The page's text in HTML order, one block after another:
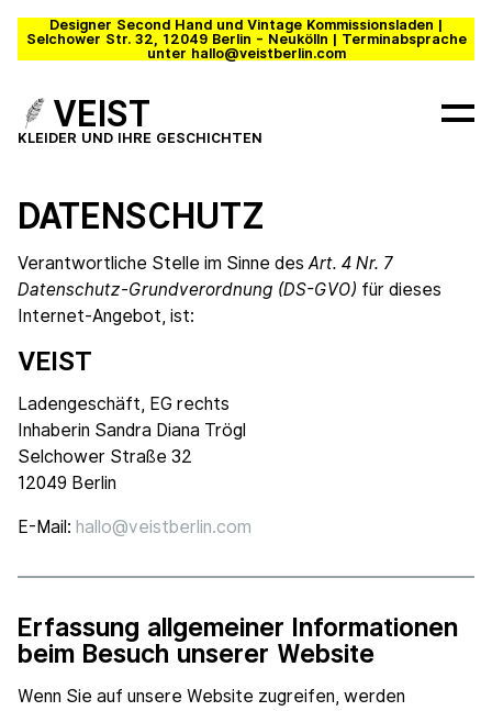
Designer Second Hand und Vintage Kommissionsladen |
Selchower Str. 32, 12049 Berlin - Neukölln | Terminabsprache
unter hallo@veistberlin.com
VEIST
KLEIDER UND IHRE GESCHICHTEN
DATENSCHUTZ
Verantwortliche Stelle im Sinne desArt. 4 Nr. 7
Datenschutz-Grundverordnung (DS-GVO) für dieses
Internet-Angebot, ist:
VEIST
Ladengeschäft, EG rechts
Inhaberin Sandra Diana Trögl
Selchower Straße 32
12049 Berlin
E-Mail: hallo@veistberlin.com
Erfassung allgemeiner Informationen
beim Besuch unserer Website
Wenn Sie auf unsere Website zugreifen, werden